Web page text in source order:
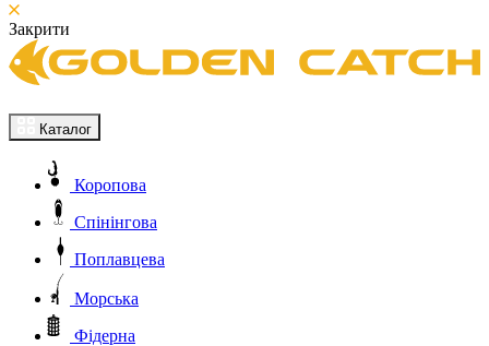
Закрити
Каталог
Коропова
Спінінгова
Поплавцева
Морська
Фідерна